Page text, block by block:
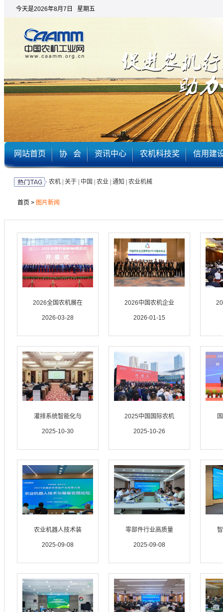
今天是2026年8月7日 星期五
网站首页 协 会 资讯中心 农机科技奖 信用建
农机| 关于| 中国 农业| 通知 农业机械
首页 > 图片新闻
2026全国农机展在
2026-03-28
2026中国农机企业
2026-01-15
灌排系统智能化与
2025-10-30
2025中国国际农机
2025-10-26
农业机器人技术装
2025-09-08
零部件行业高质量
2025-09-08